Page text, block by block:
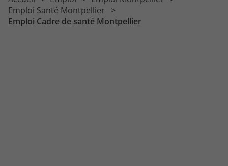
Emploi Médecin du travail
Emploi Santé Montpellier
Emploi Cadre de santé Montpellier